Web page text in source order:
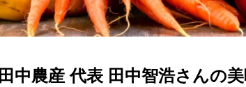
田中農産 代表 田中智浩さんの